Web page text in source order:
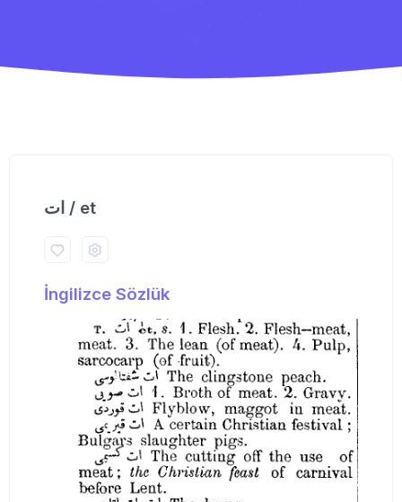
ات / et
İngilizce Sözlük